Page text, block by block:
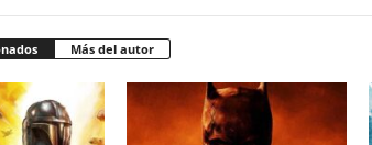
Más del autor